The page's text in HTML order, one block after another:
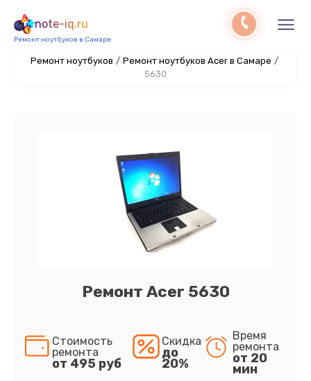
note-iq.ru
Ремонт ноутбуков в Самаре
Ремонт ноутбуков / Ремонт ноутбуков Acer в Самаре /
5630
Ремонт Acer 5630
Стоимость
ремонта
от 495 руб
Скидка
до
20%
Время
ремонта
от 20
мин